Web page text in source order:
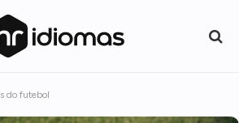
do futebol